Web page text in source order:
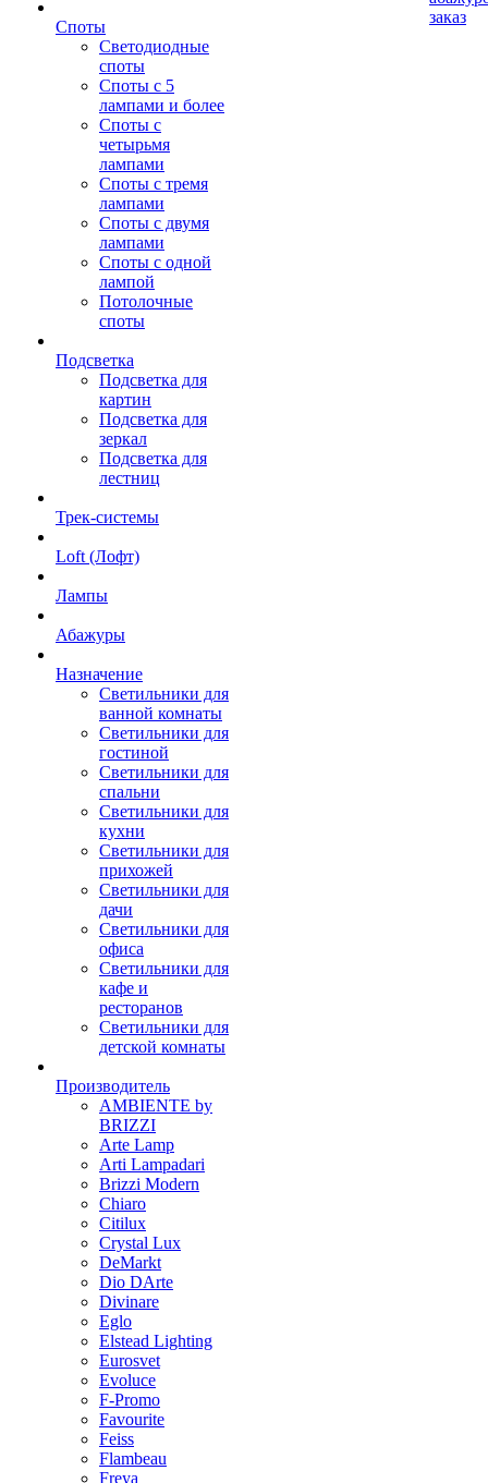
Споты
Светодиодные
споты
Споты с 5
лампами и более
Споты с
четырьмя
лампами
Споты с тремя
лампами
Споты с двумя
лампами
Споты с одной
лампой
Потолочные
споты
Подсветка
Подсветка для
картин
Подсветка для
зеркал
Подсветка для
лестниц
Трек-системы
Loft (Лофт)
Лампы
Абажуры
Назначение
Светильники для
ванной комнаты
Светильники для
гостиной
Светильники для
спальни
Светильники для
кухни
Светильники для
прихожей
Светильники для
дачи
Светильники для
офиса
Светильники для
кафе и
ресторанов
Светильники для
детской комнаты
Производитель
AMBIENTE by
BRIZZI
Arte Lamp
Arti Lampadari
Brizzi Modern
Chiaro
Citilux
Crystal Lux
DeMarkt
Dio DArte
Divinare
Eglo
Elstead Lighting
Eurosvet
Evoluce
F-Promo
Favourite
Feiss
Flambeau
Freya
заказ